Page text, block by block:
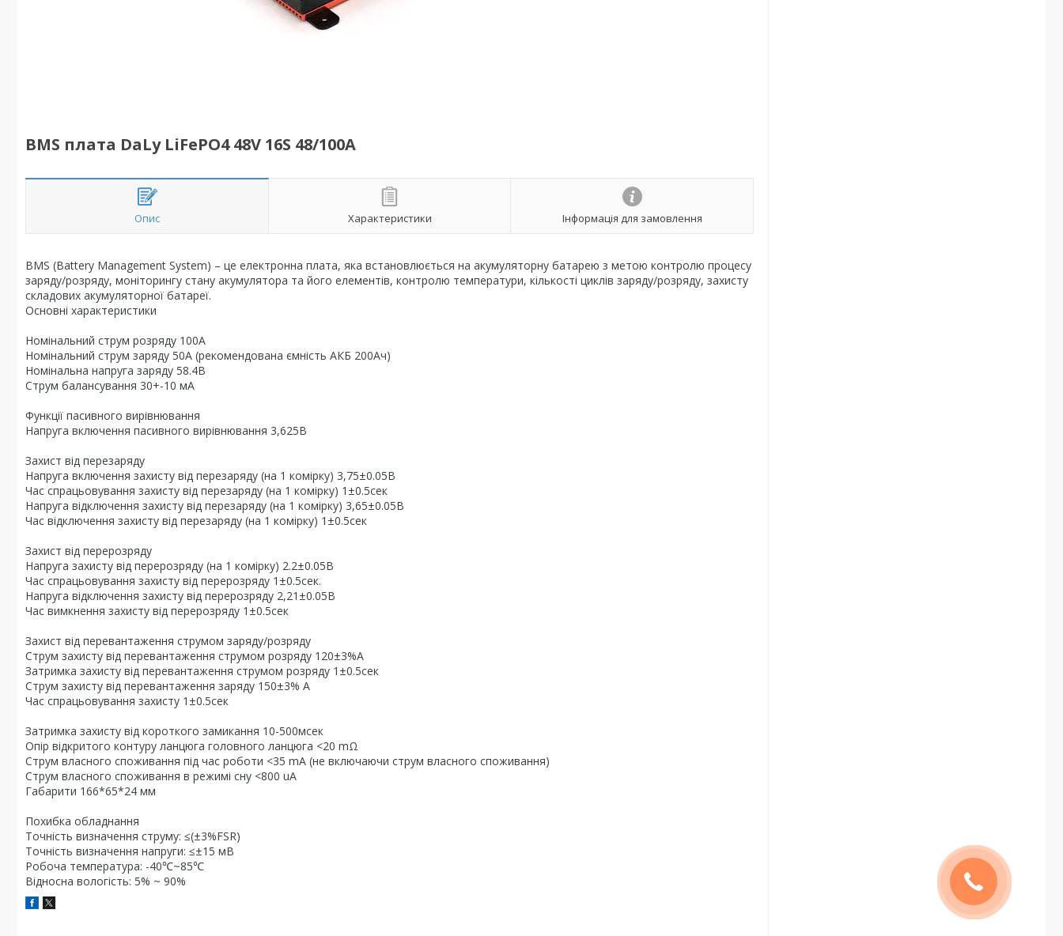
BMS плата DaLy LiFePO4 48V 16S 48/100A
Опис Характеристики Інформація для замовлення
BMS (Battery Management System) – це електронна плата, яка встановлюється на акумуляторну батарею з метою контролю процесу
заряду/розряду, моніторингу стану акумулятора та його елементів, контролю температури, кількості циклів заряду/розряду, захисту
складових акумуляторної батареї.
Основні характеристики
Номінальний струм розряду 100А
Номінальний струм заряду 50А (рекомендована ємність АКБ 200Ач)
Номінальна напруга заряду 58.4В
Струм балансування 30+-10 мА
Функції пасивного вирівнювання
Напруга включення пасивного вирівнювання 3,625В
Захист від перезаряду
Напруга включення захисту від перезаряду (на 1 комірку) 3,75±0.05В
Час спрацьовування захисту від перезаряду (на 1 комірку) 1±0.5сек
Напруга відключення захисту від перезаряду (на 1 комірку) 3,65±0.05В
Час відключення захисту від перезаряду (на 1 комірку) 1±0.5сек
Захист від перерозряду
Напруга захисту від перерозряду (на 1 комірку) 2.2±0.05В
Час спрацьовування захисту від перерозряду 1±0.5сек.
Напруга відключення захисту від перерозряду 2,21±0.05В
Час вимкнення захисту від перерозряду 1±0.5сек
Захист від перевантаження струмом заряду/розряду
Струм захисту від перевантаження струмом розряду 120±3%А
Затримка захисту від перевантаження струмом розряду 1±0.5сек
Струм захисту від перевантаження заряду 150±3% А
Час спрацьовування захисту 1±0.5сек
Затримка захисту від короткого замикання 10-500мсек
Опір відкритого контуру ланцюга головного ланцюга <20 mΩ
Струм власного споживання під час роботи <35 mA (не включаючи струм власного споживання)
Струм власного споживання в режимі сну <800 uA
Габарити 166*65*24 мм
Похибка обладнання
Точність визначення струму: ≤(±3%FSR)
Точність визначення напруги: ≤±15 мВ
Робоча температура: -40℃~85℃
Відносна вологість: 5% ~ 90%